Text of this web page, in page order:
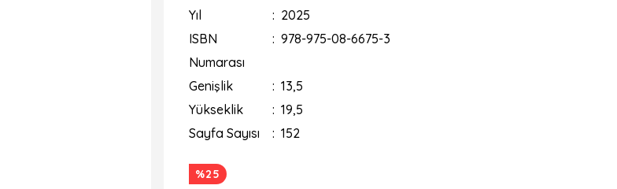
Yıl
2025
ISBN
Numarası
978-975-08-6675-3
Genişlik
13,5
Yükseklik
19,5
Sayfa Sayısı
152
%25